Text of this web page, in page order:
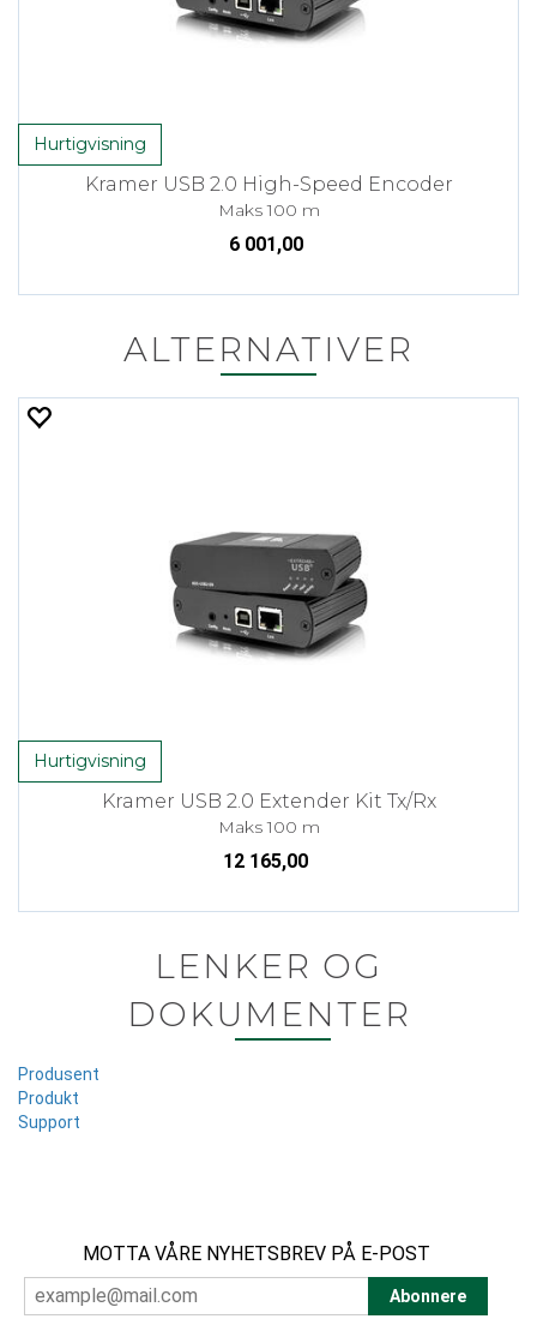
Hurtigvisning
Kramer USB 2.0 High-Speed Encoder
Maks 100 m
6 001,00
ALTERNATIVER
Hurtigvisning
Kramer USB 2.0 Extender Kit Tx/Rx
Maks 100 m
12 165,00
LENKER OG
DOKUMENTER
Produsent
Produkt
Support
MOTTA VÅRE NYHETSBREV PÅ E-POST